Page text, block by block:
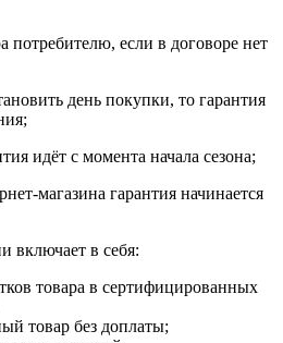
потребителю, если в договоре нет
день покупки, то гарантия
идёт с момента начала сезона;
магазина гарантия начинается
включает в себя:
товара в сертифицированных
товар без доплаты;